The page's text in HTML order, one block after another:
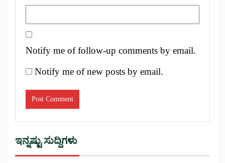
Notify me of follow-up comments by email.
Notify me of new posts by email.
ಇನ್ನಷ್ಟು ಸುದ್ದಿಗಳು